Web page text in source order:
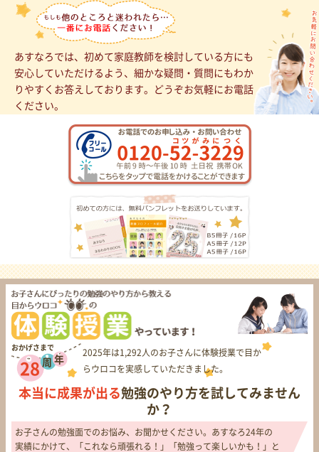
あすなろでは、初めて家庭教師を検討している方にも
安心していただけるよう、細かな疑問・質問にもわか
りやすくお答えしております。どうぞお気軽にお電話
ください。
おかげさまで
28 周 年
2025年は1,292人のお子さんに体験授業で目か
らウロコを実感していただきました。
本当に成果が出る勉強のやり方を試してみません
か？
お子さんの勉強面でのお悩み、お聞かせください。あすなろ24年の
実績にかけて、「これなら頑張れる！」「勉強って楽しいかも！」と